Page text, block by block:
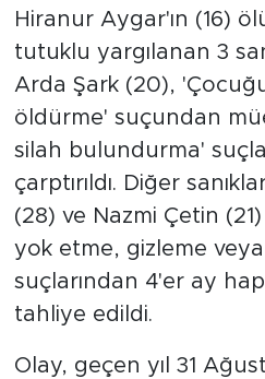
Hiranur Aygar'ın (16)
tutuklu yargılanan 3
Arda Şark (20),
öldürme' suçundan
silah bulundurma'
çarptırıldı. Diğer
(28) ve Nazmi Çetin
yok etme, gizleme
suçlarından 4'er ay
tahliye edildi.
Olay, geçen yıl 31